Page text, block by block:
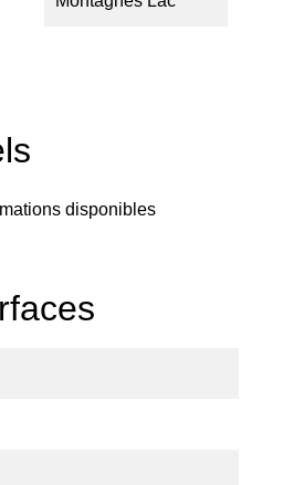
disponibles